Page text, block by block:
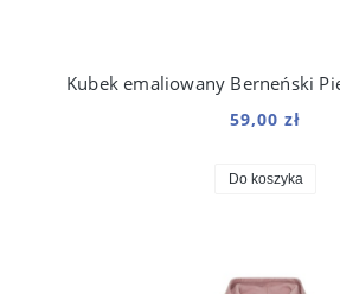
59,00 zł
Do koszyka